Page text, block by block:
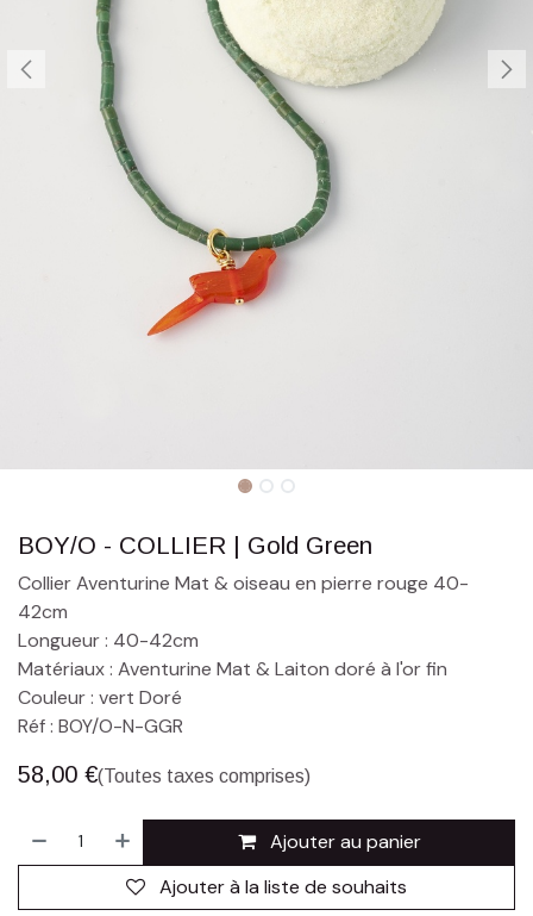
BOY/O - COLLIER | Gold Green
Collier Aventurine Mat & oiseau en pierre rouge 40-
42cm
Longueur : 40-42cm
Matériaux : Aventurine Mat & Laiton doré à l'or fin
Couleur : vert Doré
Réf : BOY/O-N-GGR
58,00 €(Toutes taxes comprises)
Ajouter au panier
Ajouter à la liste de souhaits